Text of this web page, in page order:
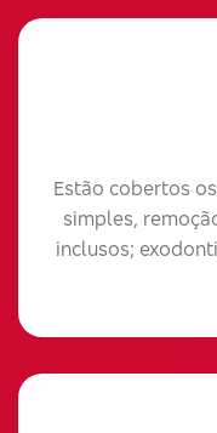
Estão cobertos
simples,
inclusos;